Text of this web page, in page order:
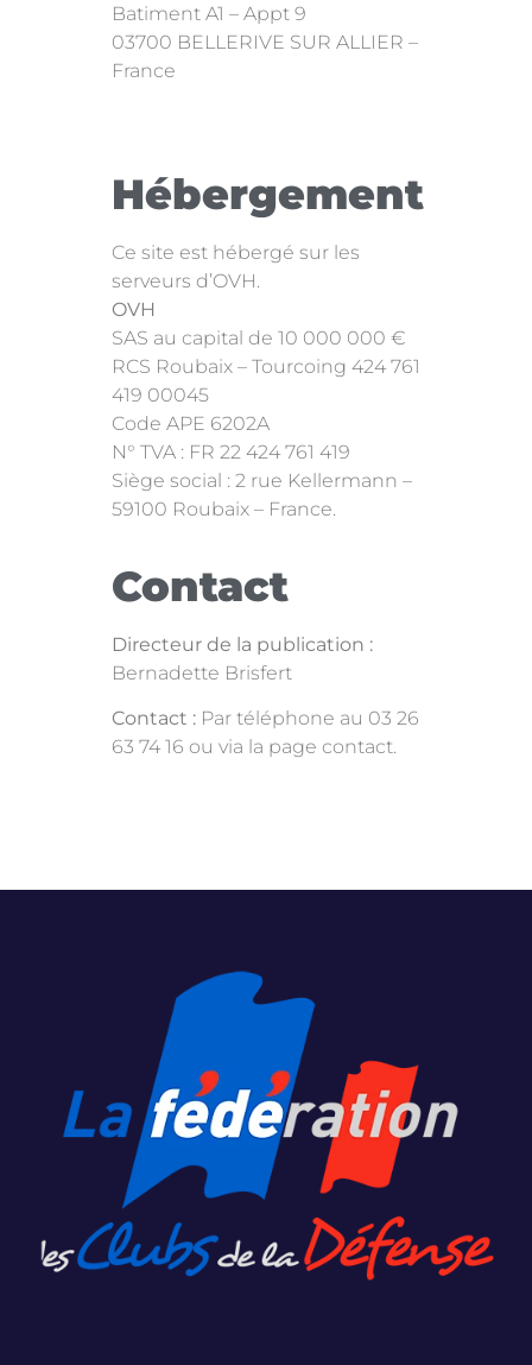
Batiment A1 – Appt 9
03700 BELLERIVE SUR ALLIER –
France
Hébergement
Ce site est hébergé sur les
serveurs d’OVH.
OVH
SAS au capital de 10 000 000 €
RCS Roubaix – Tourcoing 424 761
419 00045
Code APE 6202A
N° TVA : FR 22 424 761 419
Siège social : 2 rue Kellermann –
59100 Roubaix – France.
Contact
Directeur de la publication :
Bernadette Brisfert
Contact : Par téléphone au 03 26
63 74 16 ou via la page contact.